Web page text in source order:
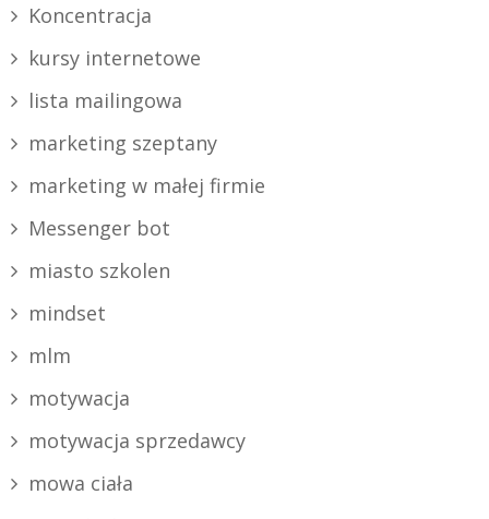
Koncentracja
kursy internetowe
lista mailingowa
marketing szeptany
marketing w małej firmie
Messenger bot
miasto szkolen
mindset
mlm
motywacja
motywacja sprzedawcy
mowa ciała